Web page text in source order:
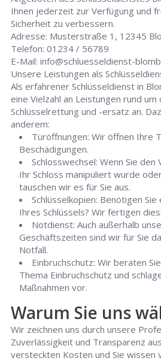
Ihnen jederzeit zur Verfügung und
Sicherheit zu verbessern.
Adresse: Musterstraße 1, 12345
Telefon: 01234 / 56789
E-Mail:info@schluesseldienst-
Unsere Leistungen als
Als erfahrener Schlüsseldienst in
eine Vielzahl an Leistungen rund um
Schlüsselrettung und -ersatz an.
anderem:
Türöffnungen: Wir öffnen Ihre
Beschädigungen.
Schlosswechsel: Wenn Sie den
Ihr Schloss manipuliert wurde
tauschen wir es für Sie aus.
Schlüsselkopien: Benötigen
Ihres Schlüssels? Wir fertigen
Notdienst: Auch außerhalb
Geschäftszeiten sind wir für Sie
Notfall.
Einbruchschutz: Wir beraten
Thema Einbruchschutz und
Maßnahmen vor.
Warum Sie uns
Wir zeichnen uns durch unsere
Zuverlässigkeit und Transparenz
versteckten Kosten und Sie wissen